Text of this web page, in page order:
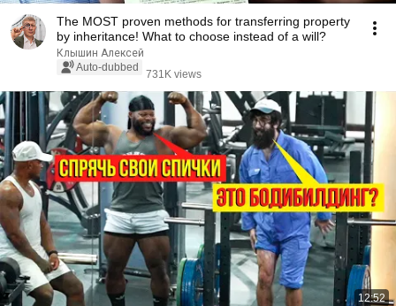
The MOST proven methods for transferring property
by inheritance! What to choose instead of a will?
Клышин Алексей
Auto-dubbed
731K views
12:52